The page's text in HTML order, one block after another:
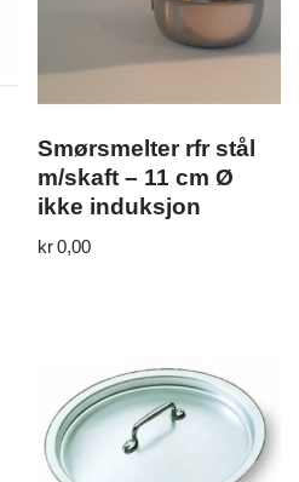
Smørsmelter rfr stål
m/skaft – 11 cm Ø
ikke induksjon
kr0,00